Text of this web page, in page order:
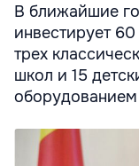
В ближайшие
инвестирует
трех
школ и 15